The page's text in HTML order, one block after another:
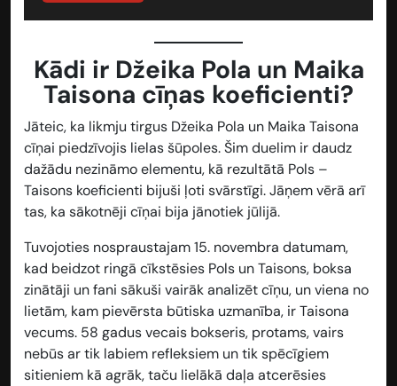
Kādi ir Džeika Pola un Maika
Taisona cīņas koeficienti?
Jāteic, ka likmju tirgus Džeika Pola un Maika Taisona
cīņai piedzīvojis lielas šūpoles. Šim duelim ir daudz
dažādu nezināmo elementu, kā rezultātā Pols –
Taisons koeficienti bijuši ļoti svārstīgi. Jāņem vērā arī
tas, ka sākotnēji cīņai bija jānotiek jūlijā.
Tuvojoties nospraustajam 15. novembra datumam,
kad beidzot ringā cīkstēsies Pols un Taisons, boksa
zinātāji un fani sākuši vairāk analizēt cīņu, un viena no
lietām, kam pievērsta būtiska uzmanība, ir Taisona
vecums. 58 gadus vecais bokseris, protams, vairs
nebūs ar tik labiem refleksiem un tik spēcīgiem
sitieniem kā agrāk, taču lielākā daļa atcerēsies